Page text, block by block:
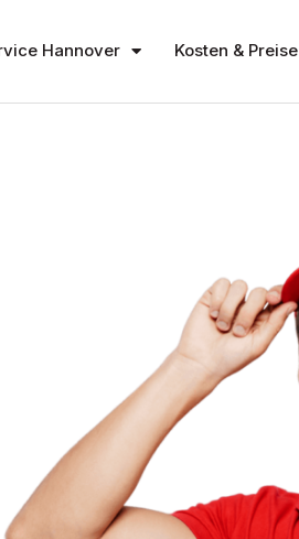
Hannover Kosten & Preise